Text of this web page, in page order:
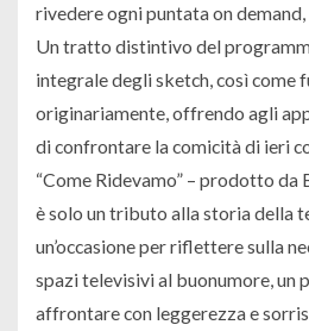
rivedere ogni puntata on
Un tratto distintivo del
integrale degli sketch, così come
originariamente, offrendo agli
di confrontare la comicità di ieri
“Come Ridevamo” – prodotto da
è solo un tributo alla storia della
un’occasione per riflettere sulla
spazi televisivi al buonumore, un
affrontare con leggerezza e